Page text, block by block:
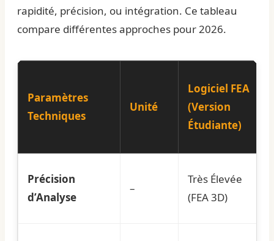
rapidité, précision, ou intégration. Ce tableau
compare différentes approches pour 2026.
Paramètres
Techniques
Unité
Logiciel FEA
(Version
Étudiante)
Précision
d’Analyse
–
Très Élevée
(FEA 3D)